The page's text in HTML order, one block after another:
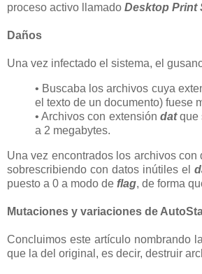
proceso activo llamado Desktop Print
Daños
Una vez infectado el sistema, el
• Buscaba los archivos cuya
el texto de un documento) fuese
• Archivos con extensión datque
a 2 megabytes.
Una vez encontrados los archivos
sobrescribiendo con datos inútiles el
puesto a 0 a modo de flag, de forma
Mutaciones y variaciones de
Concluimos este artículo nombrando
que la del original, es decir, destruir